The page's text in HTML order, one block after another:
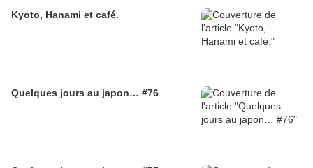
Kyoto, Hanami et café.
Quelques jours au japon… #76